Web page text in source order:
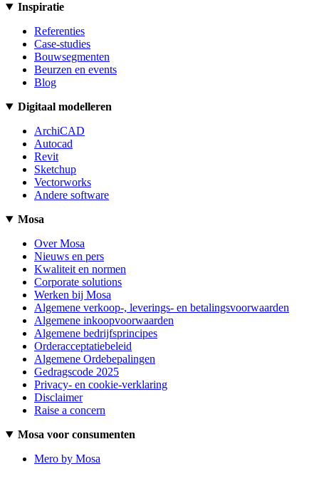
Inspiratie
Referenties
Case-studies
Bouwsegmenten
Beurzen en events
Blog
Digitaal modelleren
ArchiCAD
Autocad
Revit
Sketchup
Vectorworks
Andere software
Mosa
Over Mosa
Nieuws en pers
Kwaliteit en normen
Corporate solutions
Werken bij Mosa
Algemene verkoop-, leverings- en betalingsvoorwaarden
Algemene inkoopvoorwaarden
Algemene bedrijfsprincipes
Orderacceptatiebeleid
Algemene Ordebepalingen
Gedragscode 2025
Privacy- en cookie-verklaring
Disclaimer
Raise a concern
Mosa voor consumenten
Mero by Mosa